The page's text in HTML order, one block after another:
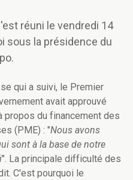
réuni le vendredi 14
sous la présidence du
qui a suivi, le Premier
avait approuvé
propos du financement des
(PME) : "Nous avons
sont à la base de notre
". La principale difficulté des
C'est pourquoi le